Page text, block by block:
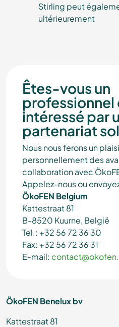
Stirling peut
ultérieurement
Êtes-vous un
intéressé par
partenariat
Nous nous ferons un
personnellement des
collaboration avec
Appelez-nous ou
ÖkoFEN Belgium
Kattestraat 81
B-8520 Kuurne, België
Tel.: +32 56 72 36 30
Fax: +32 56 72 36 31
E-mail:
ÖkoFEN Benelux bv
Kattestraat 81